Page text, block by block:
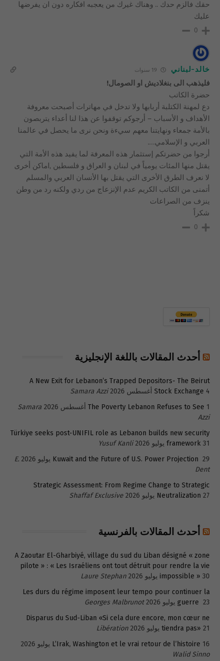
حقك فالزم حدك .. وهناك غيرك من يعجبه افكاره دون ان يفرضها
عليك
0
خالد-لبناني
فليذهب الى بنغلاديش او الصومال!
حضرة الكاتب
دع لمهنة الكتلبة أربابها ولا تدخل في مهاترات أصبحت معروفة
الأهداف و الأسباب – أرجوكم توقفوا عن هذا لنا أعداء يتربصون
بالأمة جمعاء ونهايتنا معهم سيءة ونحن نرى ما يحصل في عالمنا
العربي و الإسلامي….
أرجوا من حضرتكم إستثمار هذه المعرفة لما يفيد هذه الأمة التي
يقتل منها المئات يومياً في لبنان و العراق و فلسطين ,اماكن أخرى
لا نعرف الطرق الأخرى التي يقتل بها الأنسان العربي والمسلم
أتمنى من الكاتب الكريم عدم الإنزعاج من ردي ولكنه رد من وطن
ينزف من الصراعات
شكراً
0
أحدث المقالات باللغة الإنجليزية
A New Exit for Lebanon’s Trapped Depositors- The Beirut
Stock Exchange 4 أغسطس 2026
Samara Azzi
The Poverty Lebanon Refuses to See 1 أغسطس 2026
Samara
Azzi
Türkiye seeks post-UNIFIL role as Lebanon builds new security
framework 31 يوليو 2026
Yusuf Kanli
Kuwait and the Future of U.S. Power Projection 29 يوليو 2026
E.
Dent
Strategic Assessment: From Regime Change to Strategic
Neutralization 27 يوليو 2026 Shaffaf Exclusive
أحدث المقالات بالفرنسية
A Zaoutar El-Gharbiyé, village du sud du Liban désigné « zone
pilote » : « Les Israéliens ont tout détruit pour rendre la vie
impossible » 30 يوليو 2026
Laure Stephan
Les durs du régime imposent leur tempo pour continuer la
guerre 23 يوليو 2026
Georges Malbrunot
Disparus du Sud-Liban «Si cela dure encore, mon cœur ne
tiendra pas» 21 يوليو 2026
Libération
L’Irak, Washington et le vrai retour de l’histoire 16 يوليو 2026
Walid Sinno